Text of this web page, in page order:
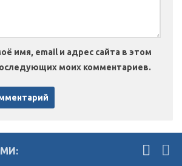
имя, email и адрес сайта в этом
моих комментариев.